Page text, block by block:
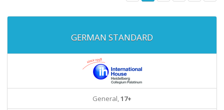
GERMAN STANDARD
General,17+